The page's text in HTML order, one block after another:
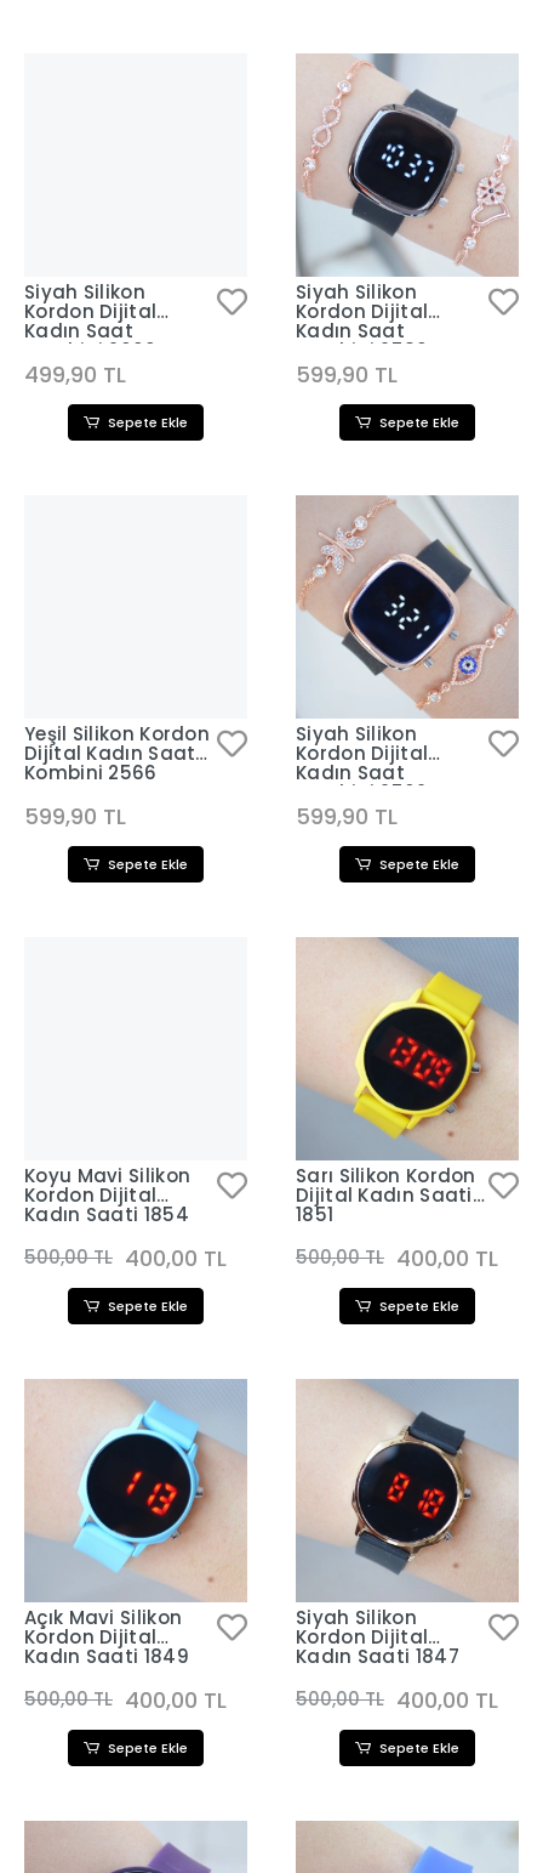
Siyah Silikon
Kordon Dijital
Kadın Saat
Kombini 2600
499,90 TL
Sepete Ekle
Siyah Silikon
Kordon Dijital
Kadın Saat
Kombini 2580
599,90 TL
Sepete Ekle
Yeşil Silikon Kordon
Dijital Kadın Saat
Kombini 2566
599,90 TL
Sepete Ekle
Siyah Silikon
Kordon Dijital
Kadın Saat
Kombini 2562
599,90 TL
Sepete Ekle
Koyu Mavi Silikon
Kordon Dijital
Kadın Saati 1854
500,00 TL 400,00 TL
Sepete Ekle
Sarı Silikon Kordon
Dijital Kadın Saati
1851
500,00 TL 400,00 TL
Sepete Ekle
Açık Mavi Silikon
Kordon Dijital
Kadın Saati 1849
500,00 TL 400,00 TL
Sepete Ekle
Siyah Silikon
Kordon Dijital
Kadın Saati 1847
500,00 TL 400,00 TL
Sepete Ekle